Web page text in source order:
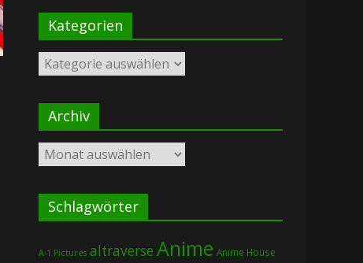
Kategorien
Kategorien
Archiv
Archiv
Schlagwörter
A-1 Pictures altraverse Anime Anime House